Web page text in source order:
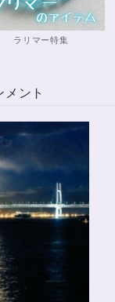
ラリマー特集
ント